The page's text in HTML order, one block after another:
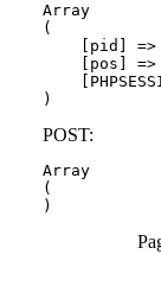
Array
(
[pid] =>
[pos] =>
POST:
Array
(